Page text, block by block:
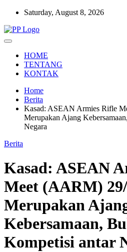
Skip
content
Saturday, August 8, 2026
Pengawal Persada
HOME
TENTANG
KONTAK
Home
Berita
Kasad: ASEAN Armies Rifle
Merupakan Ajang
Negara
Berita
Kasad: ASEAN
Meet (AARM)
Merupakan
Kebersamaan,
Kompetisi antar